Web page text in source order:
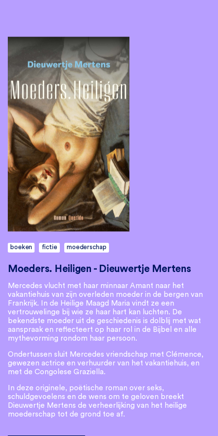
boeken fictie moederschap
Moeders. Heiligen - Dieuwertje Mertens
Mercedes vlucht met haar minnaar Amant naar het
vakantiehuis van zijn overleden moeder in de bergen van
Frankrijk. In de Heilige Maagd Maria vindt ze een
vertrouwelinge bij wie ze haar hart kan luchten. De
bekendste moeder uit de geschiedenis is dolblij met wat
aanspraak en reflecteert op haar rol in de Bijbel en alle
mythevorming rondom haar persoon.
Ondertussen sluit Mercedes vriendschap met Clémence,
gewezen actrice en verhuurder van het vakantiehuis, en
met de Congolese Graziella.
In deze originele, poëtische roman over seks,
schuldgevoelens en de wens om te geloven breekt
Dieuwertje Mertens de verheerlijking van het heilige
moederschap tot de grond toe af.